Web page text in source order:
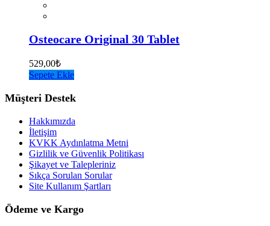
Osteocare Original 30 Tablet
529,00₺
Sepete Ekle
Müşteri Destek
Hakkımızda
İletişim
KVKK Aydınlatma Metni
Gizlilik ve Güvenlik Politikası
Şikayet ve Talepleriniz
Sıkça Sorulan Sorular
Site Kullanım Şartları
Ödeme ve Kargo